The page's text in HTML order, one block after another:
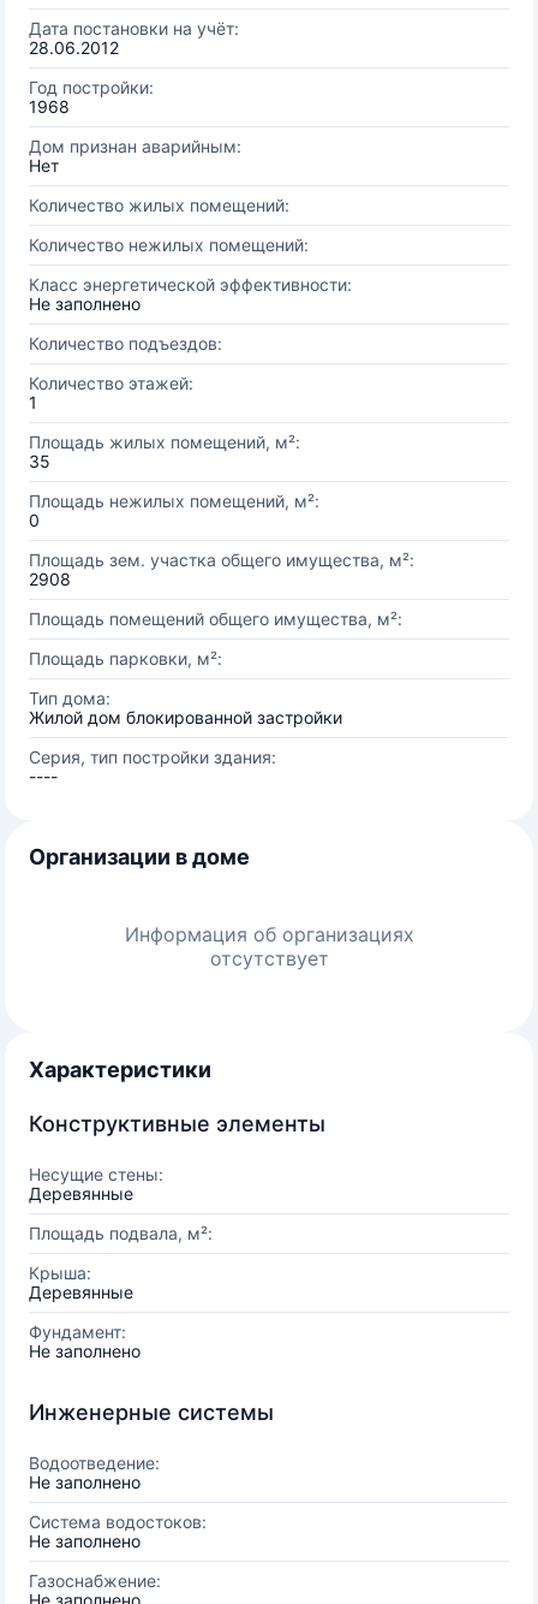
Дата постановки на учёт:
28.06.2012
Год постройки:
1968
Дом признан аварийным:
Нет
Количество жилых помещений:
Количество нежилых помещений:
Класс энергетической эффективности:
Не заполнено
Количество подъездов:
Количество этажей:
1
Площадь жилых помещений, м²:
35
Площадь нежилых помещений, м²:
0
Площадь зем. участка общего имущества, м²:
2908
Площадь помещений общего имущества, м²:
Площадь парковки, м²:
Тип дома:
Жилой дом блокированной застройки
Серия, тип постройки здания:
----
Организации в доме
Информация об организациях
отсутствует
Характеристики
Конструктивные элементы
Несущие стены:
Деревянные
Площадь подвала, м²:
Крыша:
Деревянные
Фундамент:
Не заполнено
Инженерные системы
Водоотведение:
Не заполнено
Система водостоков:
Не заполнено
Газоснабжение:
Не заполнено